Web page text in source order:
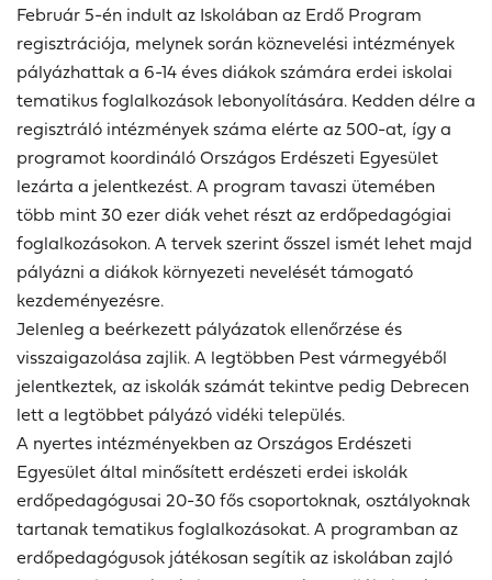
Február 5-én indult az Iskolában az Erdő Program
regisztrációja, melynek során köznevelési intézmények
pályázhattak a 6-14 éves diákok számára erdei iskolai
tematikus foglalkozások lebonyolítására. Kedden délre a
regisztráló intézmények száma elérte az 500-at, így a
programot koordináló Országos Erdészeti Egyesület
lezárta a jelentkezést. A program tavaszi ütemében
több mint 30 ezer diák vehet részt az erdőpedagógiai
foglalkozásokon. A tervek szerint ősszel ismét lehet majd
pályázni a diákok környezeti nevelését támogató
kezdeményezésre.
Jelenleg a beérkezett pályázatok ellenőrzése és
visszaigazolása zajlik. A legtöbben Pest vármegyéből
jelentkeztek, az iskolák számát tekintve pedig Debrecen
lett a legtöbbet pályázó vidéki település.
A nyertes intézményekben az Országos Erdészeti
Egyesület által minősített erdészeti erdei iskolák
erdőpedagógusai 20-30 fős csoportoknak, osztályoknak
tartanak tematikus foglalkozásokat. A programban az
erdőpedagógusok játékosan segítik az iskolában zajló